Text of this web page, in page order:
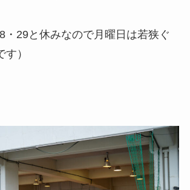
・29と休みなので月曜日は若狭ぐ
）